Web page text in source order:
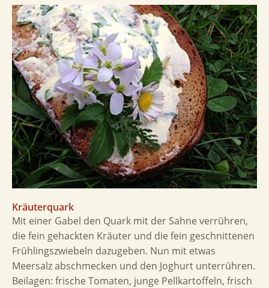
Kräuterquark
Mit einer Gabel den Quark mit der Sahne verrühren,
die fein gehackten Kräuter und die fein geschnittenen
Frühlingszwiebeln dazugeben. Nun mit etwas
Meersalz abschmecken und den Joghurt unterrühren.
Beilagen: frische Tomaten, junge Pellkartoffeln, frisch